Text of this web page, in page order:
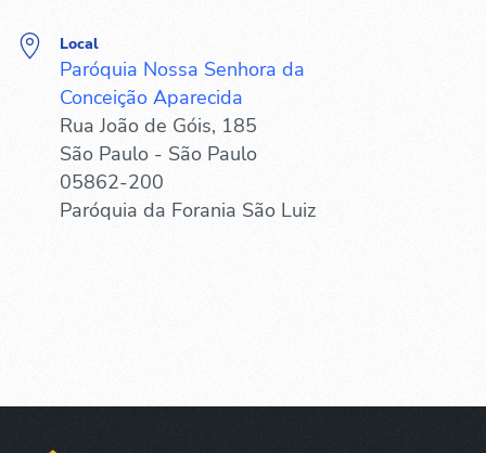
Local
Paróquia Nossa Senhora da
Conceição Aparecida
Rua João de Góis, 185
São Paulo - São Paulo
05862-200
Paróquia da Forania São Luiz